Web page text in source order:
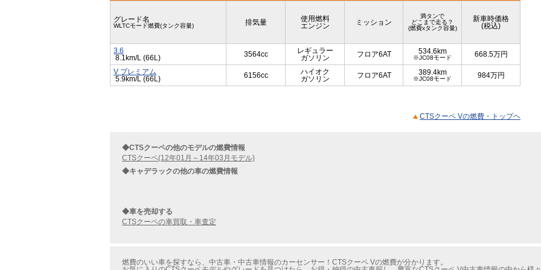
グレード名
WLTCモード燃費(タンク容量) 排気量
使用燃料
エンジン
ミッション
満タンで
どこまで走る？
(燃費xタンク容量)
新車時価格
(税込)
3.6
8.1km/L (66L)
3564cc
レギュラー
ガソリン
フロア6AT 534.6km
※JC08モード 668.5万円
V プレミアム
5.9km/L (66L)
6156cc
ハイオク
ガソリン
フロア6AT 389.4km
※JC08モード 984万円
CTSクーペ Vの燃費・トップヘ
◆CTSクーペの他のモデルの燃費情報
CTSクーペ(12年01月～14年03月モデル)
◆キャデラックの他の車の燃費情報
◆車を売却する
CTSクーペの車買取・車査定
燃費のいい車を探すなら、中古車・中古車情報のカーセンサー！CTSクーペ Vの燃費が分かります。